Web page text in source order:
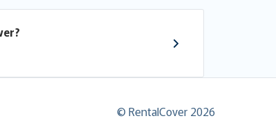
© RentalCover 2026